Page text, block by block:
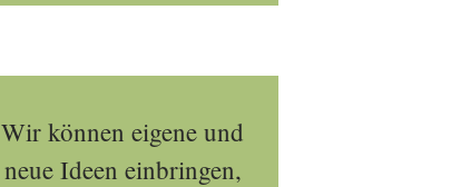
Wir können eigene und
neue Ideen einbringen,